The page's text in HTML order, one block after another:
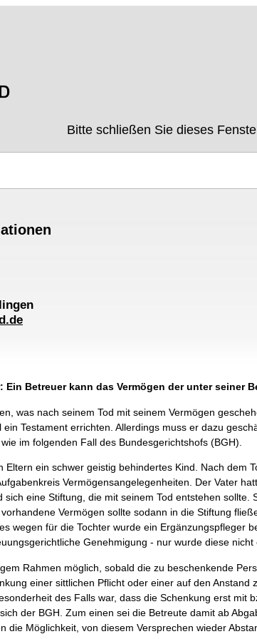
Bitte schließen Sie dieses
Betreuer kann das Vermögen der unter seiner
was nach seinem Tod mit seinem Vermögen
Testament errichten. Allerdings muss er dazu
im folgenden Fall des Bundesgerichtshofs (BGH).
Eltern ein schwer geistig behindertes Kind. Nach dem
Vermögensangelegenheiten. Der Vater
eine Stiftung, die mit seinem Tod entstehen sollte.
Vermögen sollte sodann in die Stiftung
wegen für die Tochter wurde ein Ergänzungspfleger
Genehmigung - nur wurde diese nicht
Rahmen möglich, sobald die zu beschenkende
einer sittlichen Pflicht oder einer auf den
des Falls war, dass die Schenkung erst mit
der BGH. Zum einen sei die Betreute damit ab
die Möglichkeit, von diesem Versprechen wieder